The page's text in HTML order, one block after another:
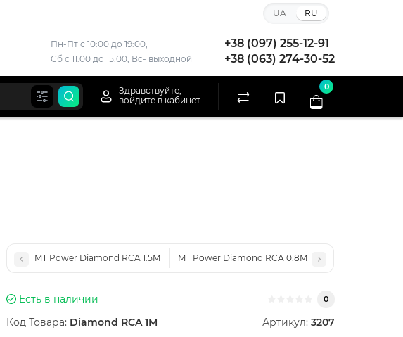
UA RU
Пн-Пт с 10:00 до 19:00,
Сб с 11:00 до 15:00, Вс- выходной
+38 (097) 255-12-91
+38 (063) 274-30-52
Здравствуйте,
войдите в кабинет
0
MT Power Diamond RCA 1.5M MT Power Diamond RCA 0.8M
Есть в наличии 0
Код Товара: Diamond RCA 1M Артикул: 3207